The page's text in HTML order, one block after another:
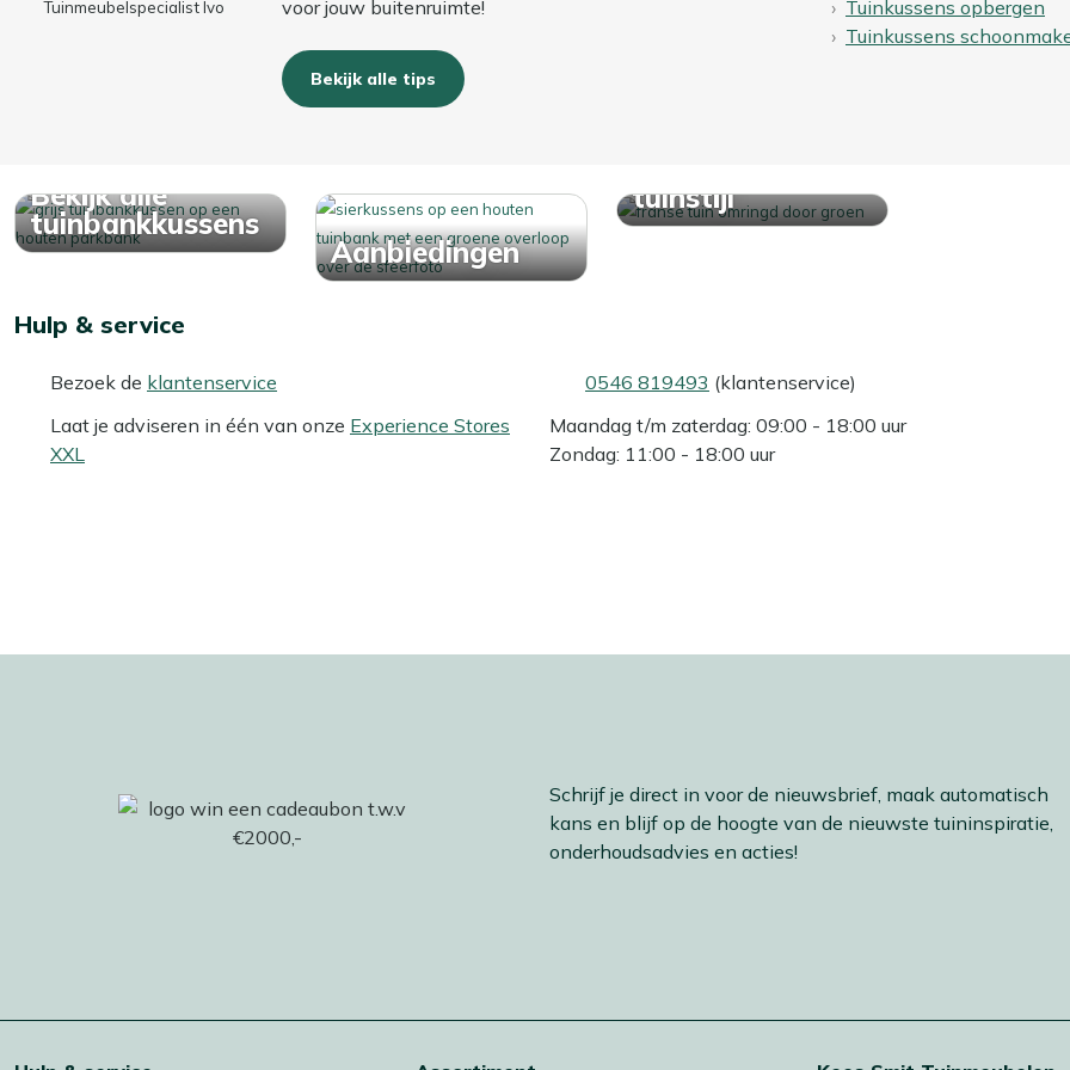
Tuinmeubelspecialist Ivo voor jouw buitenruimte!
Bekijk alle tips
Tuinkussens opbergen
Tuinkussens
Bekijk alle
tuinbankkussens
Aanbiedingen
tuinstijl
Hulp & service
Bezoek de klantenservice
Laat je adviseren in één van onze Experience Stores
XXL
0546 819493 (klantenservice)
Maandag t/m zaterdag: 09:00 - 18:00 uur
Zondag: 11:00 - 18:00 uur
Schrijf je direct in voor de nieuwsbrief, maak automatisch
kans en blijf op de hoogte van de nieuwste tuininspiratie,
onderhoudsadvies en acties!